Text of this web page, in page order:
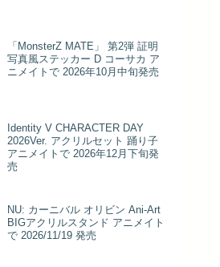
「MonsterZ MATE」 第2弾 証明
写真風ステッカー D コーサカ ア
ニメイトで 2026年10月中旬発売
Identity V CHARACTER DAY
2026Ver. アクリルセット 踊り子
アニメイトで 2026年12月下旬発
売
NU: カーニバル オリビン Ani-Art
BIGアクリルスタンド アニメイト
で 2026/11/19 発売